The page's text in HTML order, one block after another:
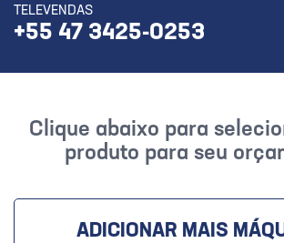
TELEVENDAS
+55 47 3425-0253
Clique abaixo para
produto para seu
ADICIONAR MAIS